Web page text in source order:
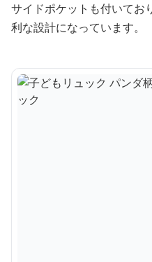
サイドポケットも付いてお
利な設計になっています。